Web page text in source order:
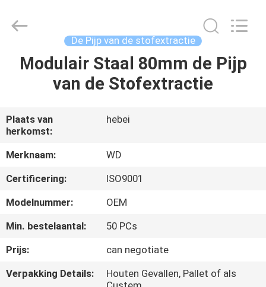
THUIS
OVER
ONS
FABRIEKSTOCHT
KWALITEITSCONTROLE
NEEM
WOODOO
TRADE
Reserved.
De Pijp van de stofextractie
Modulair Staal 80mm de Pijp
van de Stofextractie
Plaats van
herkomst:
hebei
Merknaam:
WD
Certificering:
ISO9001
Modelnummer:
OEM
Min. bestelaantal:
50 PCs
Prijs:
can negotiate
Verpakking Details:
Houten Gevallen, Pallet of als